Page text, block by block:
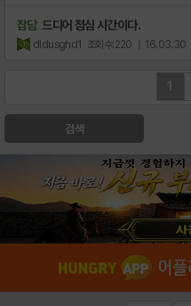
잡담 드디어 점심 시간이다.
dldusghd1 조회수:220 | 16.03.30
1
검색